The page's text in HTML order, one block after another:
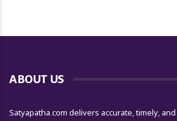
ABOUT US
Satyapatha.com delivers accurate, timely,